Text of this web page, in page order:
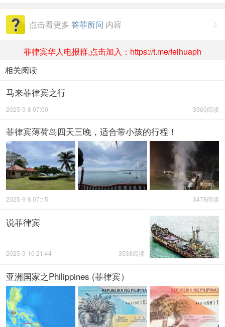

点击看更多 答菲所问 内容
菲律宾华人电报群,点击加入：https://t.me/feihuaph
相关阅读
马来菲律宾之行
3360阅读
2025-9-8 07:00
菲律宾薄荷岛四天三晚，适合带小孩的行程！
3478阅读
2025-9-8 07:15
说菲律宾
3538阅读
2025-9-10 21:44
亚洲国家之Philippines (菲律宾）